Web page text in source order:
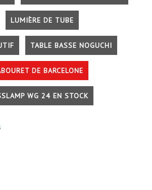
LUMIÈRE DE TUBE
TABLE BASSE NOGUCHI
DE BARCELONE
WG 24 EN STOCK